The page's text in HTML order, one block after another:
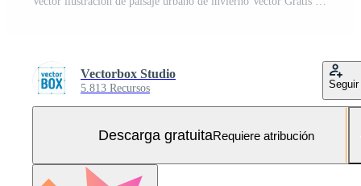
Vectorbox Studio
5.813 Recursos Seguir
Descarga gratuitaRequiere atribución